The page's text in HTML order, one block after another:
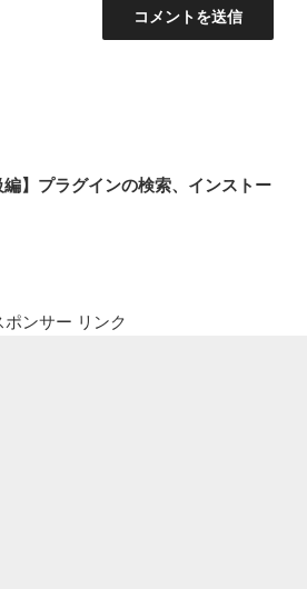
編】プラグインの検索、インストー
ポンサー リンク